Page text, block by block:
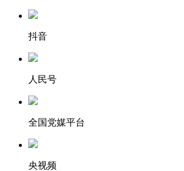
抖音
人民号
全国党媒平台
央视频